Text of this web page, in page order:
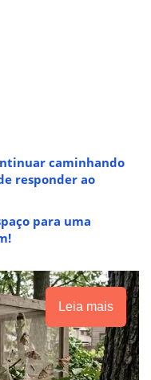
caminhando
responder ao
para uma
Leia mais